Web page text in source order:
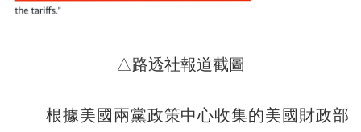
△路透社報道截圖
根據美國兩黨政策中心收集的美國財政部